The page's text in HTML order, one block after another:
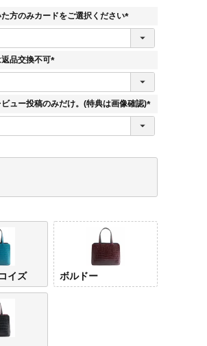
方のみカードをご選択ください
(
品交換不可
(
須
ュー投稿のみだけ。(特典は画像確認)
(
)
イズ ボルドー